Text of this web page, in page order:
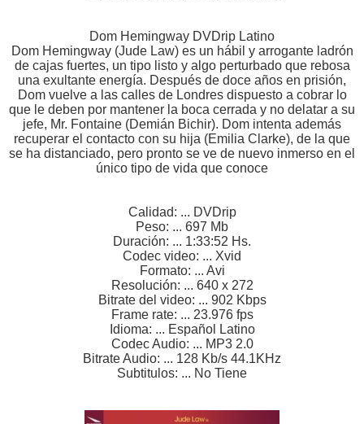
Dom Hemingway DVDrip Latino
Dom Hemingway (Jude Law) es un hábil y arrogante ladrón
de cajas fuertes, un tipo listo y algo perturbado que rebosa
una exultante energía. Después de doce años en prisión,
Dom vuelve a las calles de Londres dispuesto a cobrar lo
que le deben por mantener la boca cerrada y no delatar a su
jefe, Mr. Fontaine (Demián Bichir). Dom intenta además
recuperar el contacto con su hija (Emilia Clarke), de la que
se ha distanciado, pero pronto se ve de nuevo inmerso en el
único tipo de vida que conoce
Calidad: ... DVDrip
Peso: ... 697 Mb
Duración: ... 1:33:52 Hs.
Codec video: ... Xvid
Formato: ... Avi
Resolución: ... 640 x 272
Bitrate del video: ... 902 Kbps
Frame rate: ... 23.976 fps
Idioma: ... Español Latino
Codec Audio: ... MP3 2.0
Bitrate Audio: ... 128 Kb/s 44.1KHz
Subtitulos: ... No Tiene